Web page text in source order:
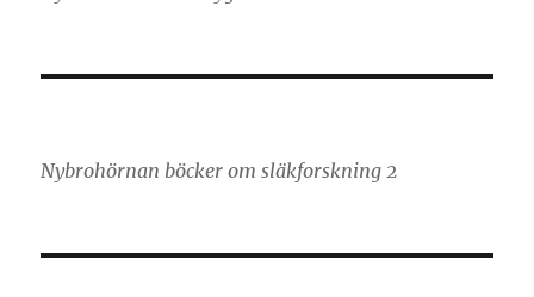
Nybrohörnan böcker om släkforskning 2